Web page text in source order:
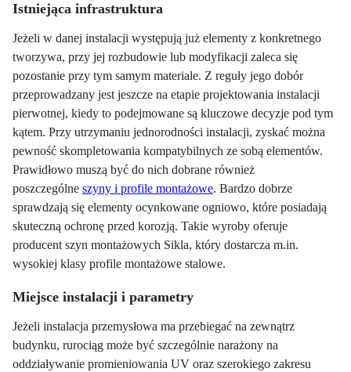
Istniejąca infrastruktura
Jeżeli w danej instalacji występują już elementy z konkretnego
tworzywa, przy jej rozbudowie lub modyfikacji zaleca się
pozostanie przy tym samym materiale. Z reguły jego dobór
przeprowadzany jest jeszcze na etapie projektowania instalacji
pierwotnej, kiedy to podejmowane są kluczowe decyzje pod tym
kątem. Przy utrzymaniu jednorodności instalacji, zyskać można
pewność skompletowania kompatybilnych ze sobą elementów.
Prawidłowo muszą być do nich dobrane również
poszczególne szyny i profile montażowe. Bardzo dobrze
sprawdzają się elementy ocynkowane ogniowo, które posiadają
skuteczną ochronę przed korozją. Takie wyroby oferuje
producent szyn montażowych Sikla, który dostarcza m.in.
wysokiej klasy profile montażowe stalowe.
Miejsce instalacji i parametry
Jeżeli instalacja przemysłowa ma przebiegać na zewnątrz
budynku, rurociąg może być szczególnie narażony na
oddziaływanie promieniowania UV oraz szerokiego zakresu